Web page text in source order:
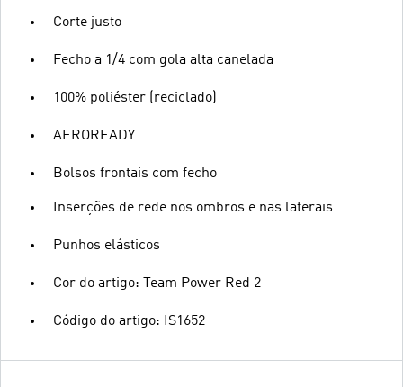
Corte justo
Fecho a 1/4 com gola alta canelada
100% poliéster (reciclado)
AEROREADY
Bolsos frontais com fecho
Inserções de rede nos ombros e nas laterais
Punhos elásticos
Cor do artigo: Team Power Red 2
Código do artigo: IS1652